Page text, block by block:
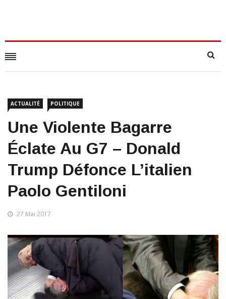
ACTUALITÉ POLITIQUE
Une Violente Bagarre
Éclate Au G7 – Donald
Trump Défonce L’italien
Paolo Gentiloni
27 Mai 2017